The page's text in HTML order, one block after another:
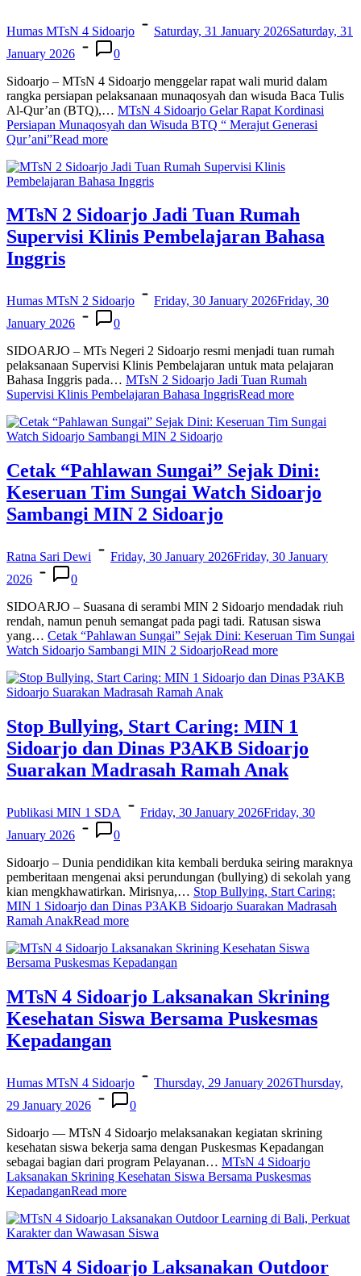
Humas MTsN 4 Sidoarjo Saturday, 31 January 2026Saturday, 31
January 2026
0
Sidoarjo – MTsN 4 Sidoarjo menggelar rapat wali murid dalam
rangka persiapan pelaksanaan munaqosyah dan wisuda Baca Tulis
Al-Qur’an (BTQ),… MTsN 4 Sidoarjo Gelar Rapat Kordinasi
Persiapan Munaqosyah dan Wisuda BTQ “ Merajut Generasi
Qur’ani”Read more
MTsN 2 Sidoarjo Jadi Tuan Rumah
Supervisi Klinis Pembelajaran Bahasa
Inggris
Humas MTsN 2 Sidoarjo Friday, 30 January 2026Friday, 30
January 2026
0
SIDOARJO – MTs Negeri 2 Sidoarjo resmi menjadi tuan rumah
pelaksanaan Supervisi Klinis Pembelajaran untuk mata pelajaran
Bahasa Inggris pada… MTsN 2 Sidoarjo Jadi Tuan Rumah
Supervisi Klinis Pembelajaran Bahasa InggrisRead more
Cetak “Pahlawan Sungai” Sejak Dini:
Keseruan Tim Sungai Watch Sidoarjo
Sambangi MIN 2 Sidoarjo
Ratna Sari Dewi Friday, 30 January 2026Friday, 30 January
2026
0
SIDOARJO – Suasana di serambi MIN 2 Sidoarjo mendadak riuh
rendah, namun penuh semangat pada pagi tadi. Ratusan siswa
yang… Cetak “Pahlawan Sungai” Sejak Dini: Keseruan Tim Sungai
Watch Sidoarjo Sambangi MIN 2 SidoarjoRead more
Stop Bullying, Start Caring: MIN 1
Sidoarjo dan Dinas P3AKB Sidoarjo
Suarakan Madrasah Ramah Anak
Publikasi MIN 1 SDA Friday, 30 January 2026Friday, 30
January 2026
0
Sidoarjo – Dunia pendidikan kita kembali berduka seiring maraknya
pemberitaan mengenai aksi perundungan (bullying) di sekolah yang
kian mengkhawatirkan. Mirisnya,… Stop Bullying, Start Caring:
MIN 1 Sidoarjo dan Dinas P3AKB Sidoarjo Suarakan Madrasah
Ramah AnakRead more
MTsN 4 Sidoarjo Laksanakan Skrining
Kesehatan Siswa Bersama Puskesmas
Kepadangan
Humas MTsN 4 Sidoarjo Thursday, 29 January 2026Thursday,
29 January 2026
0
Sidoarjo — MTsN 4 Sidoarjo melaksanakan kegiatan skrining
kesehatan siswa bekerja sama dengan Puskesmas Kepadangan
sebagai bagian dari program Pelayanan… MTsN 4 Sidoarjo
Laksanakan Skrining Kesehatan Siswa Bersama Puskesmas
KepadanganRead more
MTsN 4 Sidoarjo Laksanakan Outdoor